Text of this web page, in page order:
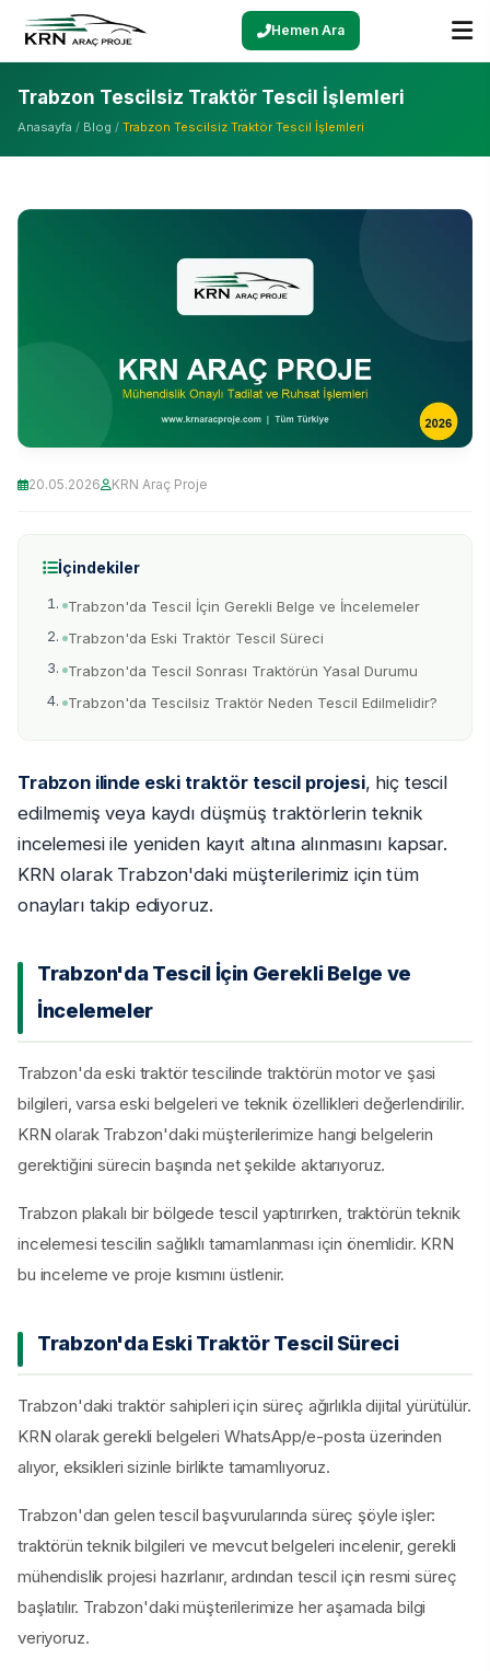
Hemen Ara
Trabzon Tescilsiz Traktör Tescil İşlemleri
Anasayfa / Blog / Trabzon Tescilsiz Traktör Tescil İşlemleri
20.05.2026 KRN Araç Proje
İçindekiler
Trabzon'da Tescil İçin Gerekli Belge ve İncelemeler
Trabzon'da Eski Traktör Tescil Süreci
Trabzon'da Tescil Sonrası Traktörün Yasal Durumu
Trabzon'da Tescilsiz Traktör Neden Tescil Edilmelidir?
Trabzon ilinde eski traktör tescil projesi, hiç tescil
edilmemiş veya kaydı düşmüş traktörlerin teknik
incelemesi ile yeniden kayıt altına alınmasını kapsar.
KRN olarak Trabzon'daki müşterilerimiz için tüm
onayları takip ediyoruz.
Trabzon'da Tescil İçin Gerekli Belge ve
İncelemeler
Trabzon'da eski traktör tescilinde traktörün motor ve şasi
bilgileri, varsa eski belgeleri ve teknik özellikleri değerlendirilir.
KRN olarak Trabzon'daki müşterilerimize hangi belgelerin
gerektiğini sürecin başında net şekilde aktarıyoruz.
Trabzon plakalı bir bölgede tescil yaptırırken, traktörün teknik
incelemesi tescilin sağlıklı tamamlanması için önemlidir. KRN
bu inceleme ve proje kısmını üstlenir.
Trabzon'da Eski Traktör Tescil Süreci
Trabzon'daki traktör sahipleri için süreç ağırlıkla dijital yürütülür.
KRN olarak gerekli belgeleri WhatsApp/e-posta üzerinden
alıyor, eksikleri sizinle birlikte tamamlıyoruz.
Trabzon'dan gelen tescil başvurularında süreç şöyle işler:
traktörün teknik bilgileri ve mevcut belgeleri incelenir, gerekli
mühendislik projesi hazırlanır, ardından tescil için resmi süreç
başlatılır. Trabzon'daki müşterilerimize her aşamada bilgi
veriyoruz.